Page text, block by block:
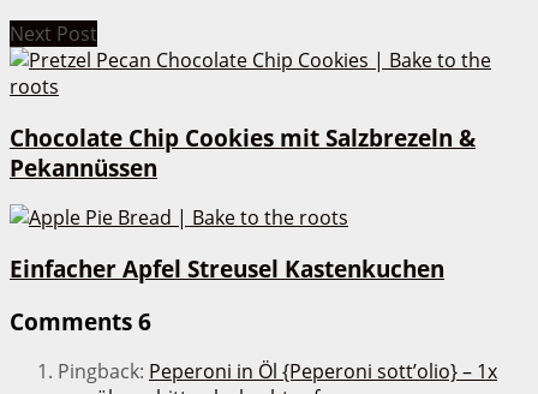
Next Post
Chocolate Chip Cookies mit Salzbrezeln &
Pekannüssen
Einfacher Apfel Streusel Kastenkuchen
Comments 6
Pingback: Peperoni in Öl {Peperoni sott’olio} – 1x